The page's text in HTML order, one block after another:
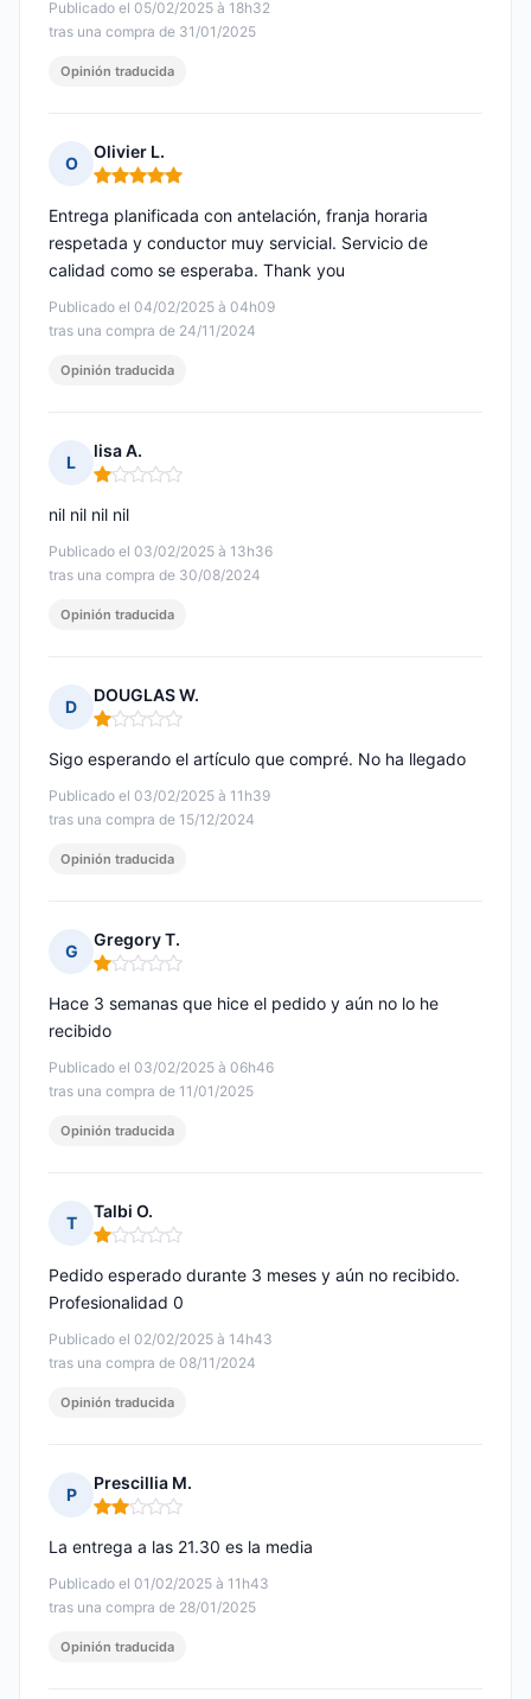
Publicado el 05/02/2025 à 18h32
tras una compra de 31/01/2025
Opinión traducida
O
Olivier L.
Nota: 5 de 5
Publicado el 04/02/2025 à 04h09
tras una compra de 24/11/2024
Entrega planificada con antelación, franja horaria
respetada y conductor muy servicial. Servicio de
calidad como se esperaba. Thank you
Opinión traducida
L
lisa A.
Nota: 1 de 5
Publicado el 03/02/2025 à 13h36
tras una compra de 30/08/2024
nil nil nil nil
Opinión traducida
D
DOUGLAS W.
Nota: 1 de 5
Publicado el 03/02/2025 à 11h39
tras una compra de 15/12/2024
Sigo esperando el artículo que compré. No ha llegado
Opinión traducida
G
Gregory T.
Nota: 1 de 5
Publicado el 03/02/2025 à 06h46
tras una compra de 11/01/2025
Hace 3 semanas que hice el pedido y aún no lo he
recibido
Opinión traducida
T
Talbi O.
Nota: 1 de 5
Publicado el 02/02/2025 à 14h43
tras una compra de 08/11/2024
Pedido esperado durante 3 meses y aún no recibido.
Profesionalidad 0
Opinión traducida
P
Prescillia M.
Nota: 2 de 5
Publicado el 01/02/2025 à 11h43
tras una compra de 28/01/2025
La entrega a las 21.30 es la media
Opinión traducida